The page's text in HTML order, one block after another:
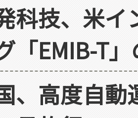
科技、米イ
「EMIB-T
、高度自